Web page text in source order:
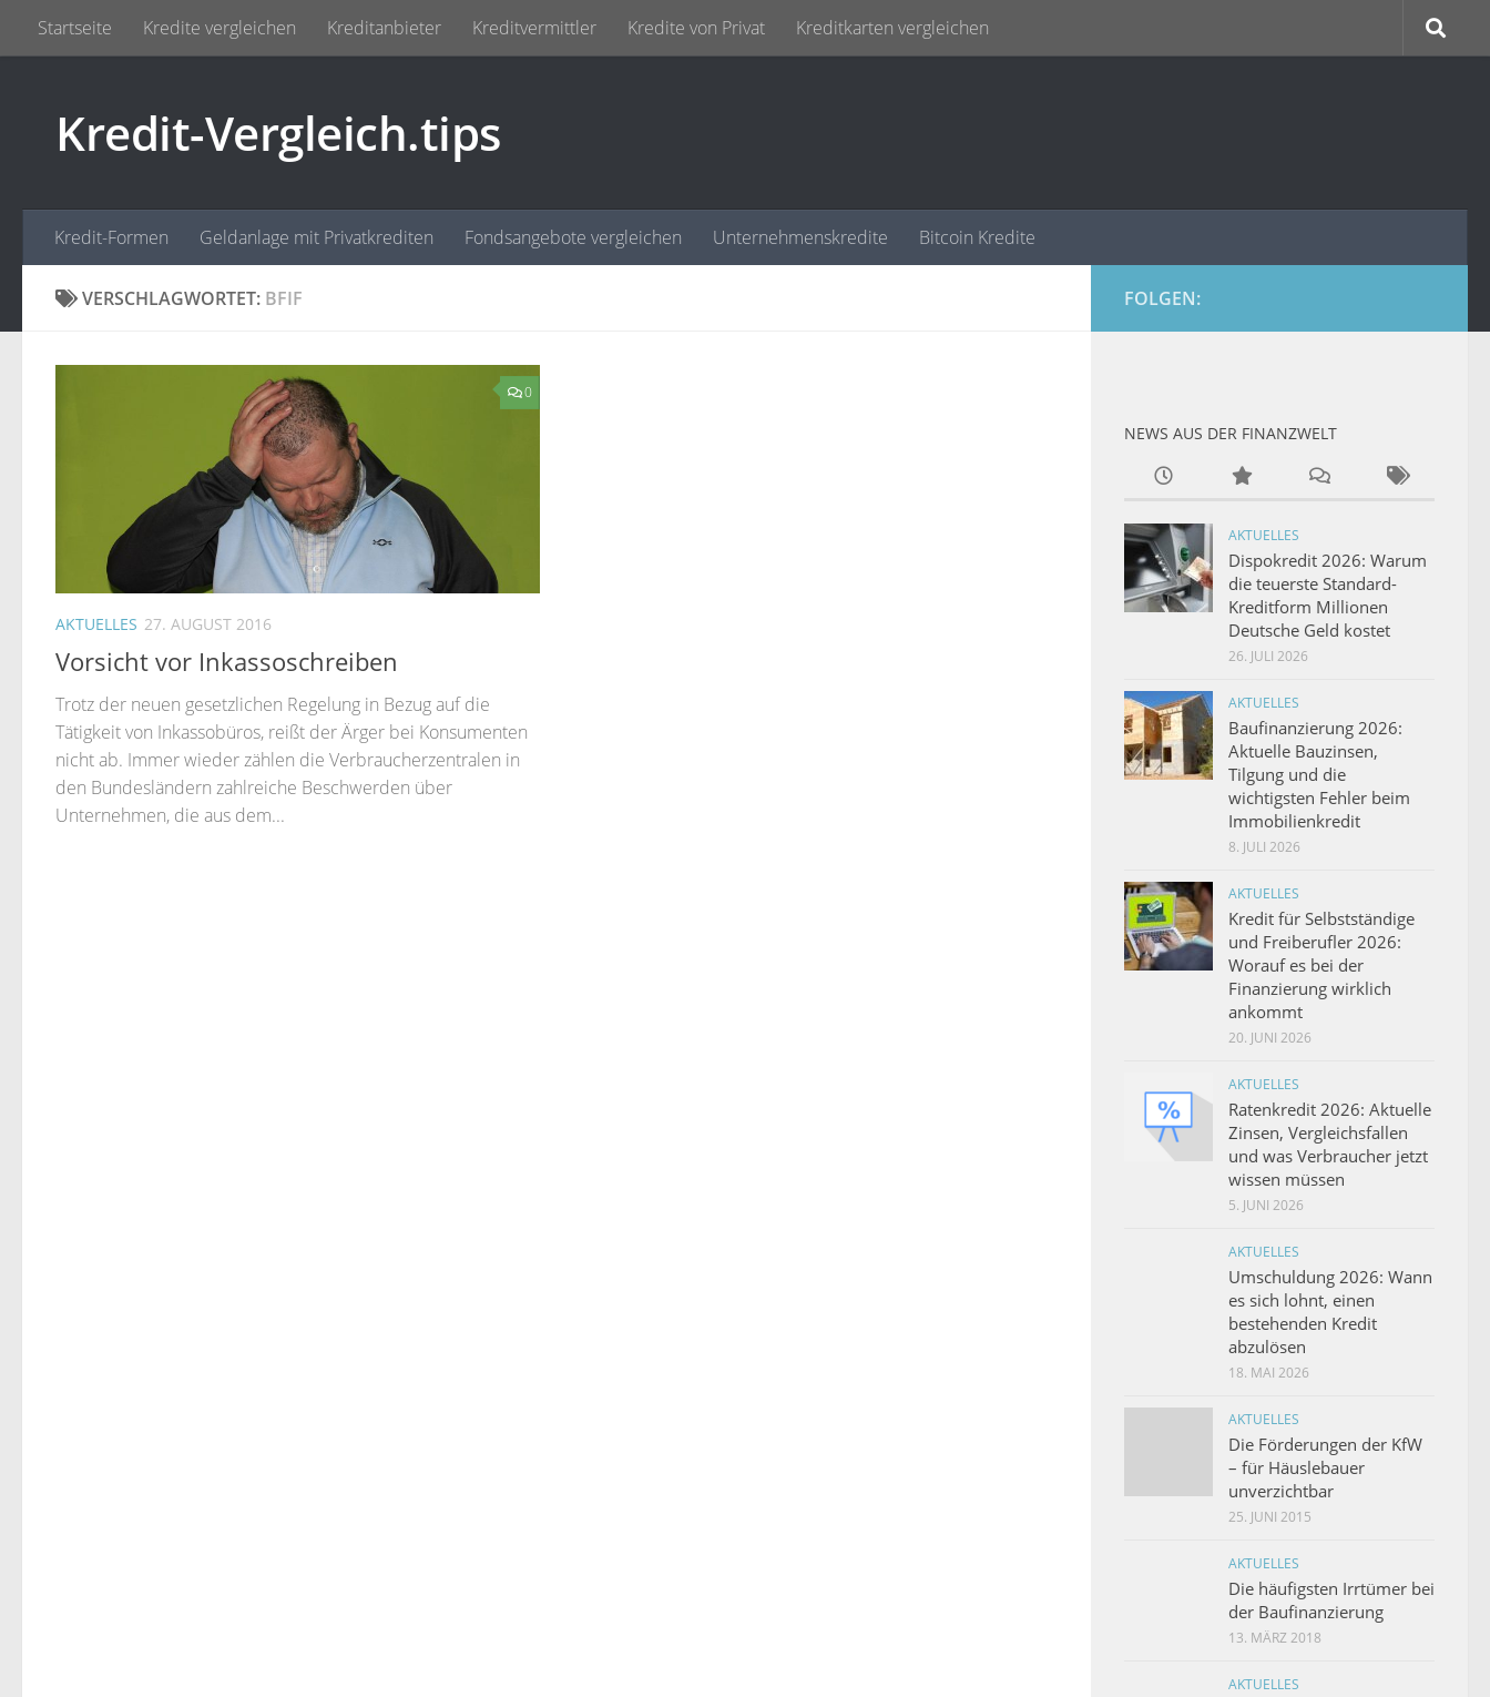
Zum Inhalt springen
Startseite Kredite vergleichen Kreditanbieter Kreditvermittler Kredite von Privat Kreditkarten vergleichen
Kredit-Vergleich.tips
Kredit-Formen Geldanlage mit Privatkrediten Fondsangebote vergleichen Unternehmenskredite Bitcoin Kredite
VERSCHLAGWORTET: BFIF
0
AKTUELLES 27. AUGUST 2016
Vorsicht vor Inkassoschreiben
Trotz der neuen gesetzlichen Regelung in Bezug auf die
Tätigkeit von Inkassobüros, reißt der Ärger bei Konsumenten
nicht ab. Immer wieder zählen die Verbraucherzentralen in
den Bundesländern zahlreiche Beschwerden über
Unternehmen, die aus dem...
FOLGEN:
NEWS AUS DER FINANZWELT
AKTUELLES
Dispokredit 2026: Warum
die teuerste Standard-
Kreditform Millionen
Deutsche Geld kostet
26. JULI 2026
AKTUELLES
Baufinanzierung 2026:
Aktuelle Bauzinsen,
Tilgung und die
wichtigsten Fehler beim
Immobilienkredit
8. JULI 2026
AKTUELLES
Kredit für Selbstständige
und Freiberufler 2026:
Worauf es bei der
Finanzierung wirklich
ankommt
20. JUNI 2026
AKTUELLES
Ratenkredit 2026: Aktuelle
Zinsen, Vergleichsfallen
und was Verbraucher jetzt
wissen müssen
5. JUNI 2026
AKTUELLES
Umschuldung 2026: Wann
es sich lohnt, einen
bestehenden Kredit
abzulösen
18. MAI 2026
AKTUELLES
Die Förderungen der KfW
– für Häuslebauer
unverzichtbar
25. JUNI 2015
AKTUELLES
Die häufigsten Irrtümer bei
der Baufinanzierung
13. MÄRZ 2018
AKTUELLES